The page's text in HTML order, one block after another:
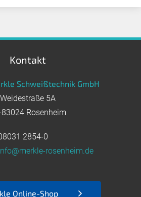
Kontakt
Schweißtechnik GmbH
Weidestraße 5A
83024 Rosenheim
2854-0
rosenheim.de
Online-Shop